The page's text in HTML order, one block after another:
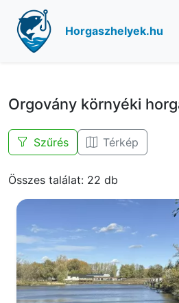
Horgaszhelyek.hu
Orgovány környéki
Szűrés Térkép
Összes találat: 22 db